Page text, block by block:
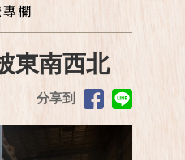
欄
東南西北
分享到